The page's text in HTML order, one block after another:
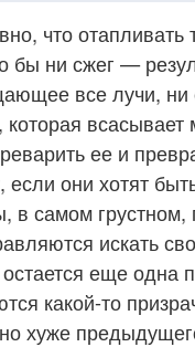
что отапливать
бы ни сжег —
все лучи, ни
которая
ее и
они хотят
в самом
искать
еще одна
какой-то
хуже